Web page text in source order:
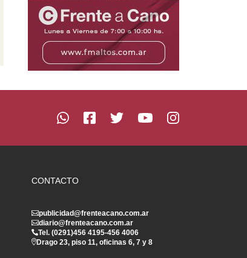
CONTACTO
publicidad@frenteacano.com.ar
diario@frenteacano.com.ar
Tel. (0291)456 4195-456 4006
Drago 23, piso 11, oficinas 6, 7 y 8